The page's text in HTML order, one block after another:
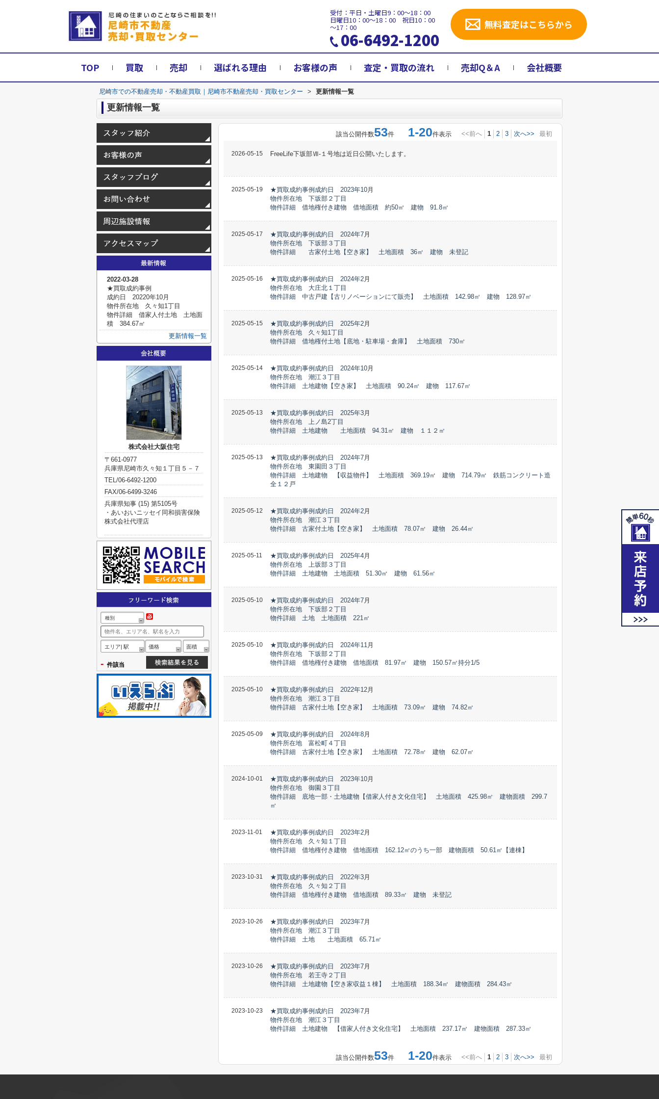
受付：平日・土曜日9：00～18：00
日曜日10：00～18：00 祝日10：00
～17：00
06-6492-1200
無料査定はこちらから
TOP 買取 売却 選ばれる理由 お客様の声 査定・買取の流れ 売却Q＆A 会社概要
尼崎市での不動産売却・不動産買取｜尼崎市不動産売却・買取センター > 更新情報一覧
更新情報一覧
該当公開件数53件 1-20件表示 <<前へ 1 2 3 次へ>> 最初
2026-05-15 FreeLife下坂部Ⅶ-１号地は近日公開いたします。
2025-05-19 ★買取成約事例成約日 2023年10月
物件所在地 下坂部２丁目
物件詳細 借地権付き建物 借地面積 約50㎡ 建物 91.8㎡
2025-05-17 ★買取成約事例成約日 2024年7月
物件所在地 下坂部３丁目
物件詳細 古家付土地【空き家】 土地面積 36㎡ 建物 未登記
2025-05-16 ★買取成約事例成約日 2024年2月
物件所在地 大庄北１丁目
物件詳細 中古戸建【古リノベーションにて販売】 土地面積 142.98㎡ 建物 128.97㎡
2025-05-15 ★買取成約事例成約日 2025年2月
物件所在地 久々知1丁目
物件詳細 借地権付土地【底地・駐車場・倉庫】 土地面積 730㎡
2025-05-14 ★買取成約事例成約日 2024年10月
物件所在地 潮江３丁目
物件詳細 土地建物【空き家】 土地面積 90.24㎡ 建物 117.67㎡
2025-05-13 ★買取成約事例成約日 2025年3月
物件所在地 上ノ島2丁目
物件詳細 土地建物 土地面積 94.31㎡ 建物 １１２㎡
2025-05-13 ★買取成約事例成約日 2024年7月
物件所在地 東園田３丁目
物件詳細 土地建物 【収益物件】 土地面積 369.19㎡ 建物 714.79㎡ 鉄筋コンクリート造
全１２戸
2025-05-12 ★買取成約事例成約日 2024年2月
物件所在地 潮江３丁目
物件詳細 古家付土地【空き家】 土地面積 78.07㎡ 建物 26.44㎡
2025-05-11 ★買取成約事例成約日 2025年4月
物件所在地 上坂部３丁目
物件詳細 土地建物 土地面積 51.30㎡ 建物 61.56㎡
2025-05-10 ★買取成約事例成約日 2024年7月
物件所在地 下坂部２丁目
物件詳細 土地 土地面積 221㎡
2025-05-10 ★買取成約事例成約日 2024年11月
物件所在地 下坂部２丁目
物件詳細 借地権付き建物 借地面積 81.97㎡ 建物 150.57㎡持分1/5
2025-05-10 ★買取成約事例成約日 2022年12月
物件所在地 潮江３丁目
物件詳細 古家付土地【空き家】 土地面積 73.09㎡ 建物 74.82㎡
2025-05-09 ★買取成約事例成約日 2024年8月
物件所在地 富松町４丁目
物件詳細 古家付土地【空き家】 土地面積 72.78㎡ 建物 62.07㎡
2024-10-01 ★買取成約事例成約日 2023年10月
物件所在地 御園３丁目
物件詳細 底地一部・土地建物【借家人付き文化住宅】 土地面積 425.98㎡ 建物面積 299.7
㎡
2023-11-01 ★買取成約事例成約日 2023年2月
物件所在地 久々知１丁目
物件詳細 借地権付き建物 借地面積 162.12㎡のうち一部 建物面積 50.61㎡【連棟】
2023-10-31 ★買取成約事例成約日 2022年3月
物件所在地 久々知２丁目
物件詳細 借地権付き建物 借地面積 89.33㎡ 建物 未登記
2023-10-26 ★買取成約事例成約日 2023年7月
物件所在地 潮江３丁目
物件詳細 土地 土地面積 65.71㎡
2023-10-26 ★買取成約事例成約日 2023年7月
物件所在地 若王寺２丁目
物件詳細 土地建物【空き家収益１棟】 土地面積 188.34㎡ 建物面積 284.43㎡
2023-10-23 ★買取成約事例成約日 2023年7月
物件所在地 潮江３丁目
物件詳細 土地建物 【借家人付き文化住宅】 土地面積 237.17㎡ 建物面積 287.33㎡
該当公開件数53件 1-20件表示 <<前へ 1 2 3 次へ>> 最初
2022-03-28
★買取成約事例
成約日 20220年10月
物件所在地 久々知1丁目
物件詳細 借家人付土地 土地面
積 384.67㎡
更新情報一覧
株式会社大阪住宅
〒661-0977
兵庫県尼崎市久々知１丁目５－７
TEL/06-6492-1200
FAX/06-6499-3246
兵庫県知事 (15) 第5105号
・あいおいニッセイ同和損害保険
株式会社代理店
種別
エリア| 駅 価格 面積
- 件該当